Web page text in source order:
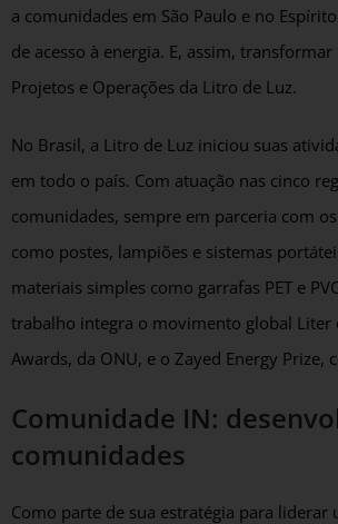
a comunidades em São Paulo e no
de acesso à energia. E, assim,
Projetos e Operações da Litro de Luz.
No Brasil, a Litro de Luz iniciou suas
em todo o país. Com atuação nas cinco
comunidades, sempre em parceria com
como postes, lampiões e sistemas
materiais simples como garrafas PET e
trabalho integra o movimento global
Awards, da ONU, e o Zayed Energy Prize,
Comunidade IN:
comunidades
Como parte de sua estratégia para